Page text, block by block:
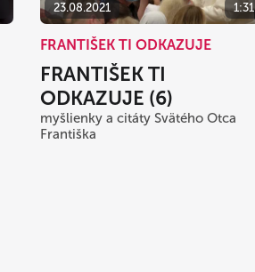
23.08.2021 1:31
FRANTIŠEK TI ODKAZUJE
FRANTIŠEK TI
ODKAZUJE (6)
myšlienky a citáty Svätého Otca
Františka